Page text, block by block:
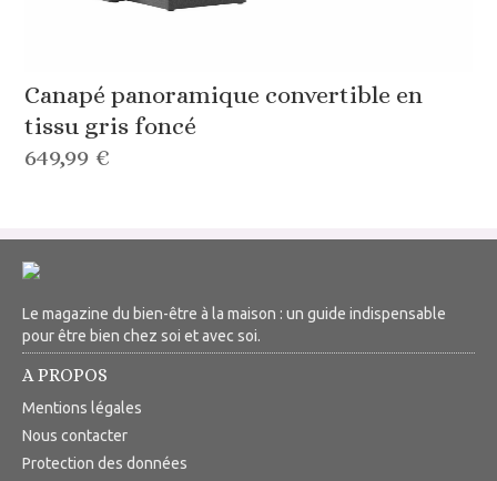
Canapé panoramique convertible en
tissu gris foncé
649,99 €
Le magazine du bien-être à la maison : un guide indispensable
pour être bien chez soi et avec soi.
A PROPOS
Mentions légales
Nous contacter
Protection des données